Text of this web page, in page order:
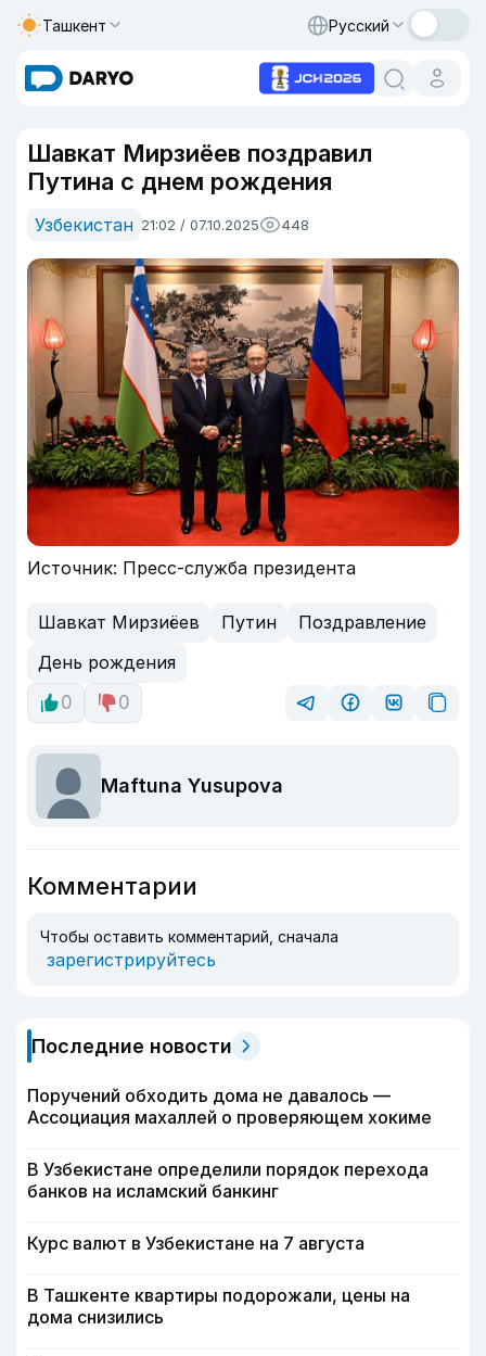
Ташкент Русский
Шавкат Мирзиёев поздравил
Путина с днем рождения
Узбекистан 21:02 / 07.10.2025 448
Источник: Пресс-служба президента
Шавкат Мирзиёев Путин
Поздравление
День рождения
0
0
Maftuna Yusupova
Комментарии
Чтобы оставить комментарий, сначала
зарегистрируйтесь
Последние новости
Поручений обходить дома не давалось —
Ассоциация махаллей о проверяющем хокиме
В Узбекистане определили порядок перехода
банков на исламский банкинг
Курс валют в Узбекистане на 7 августа
В Ташкенте квартиры подорожали, цены на
дома снизились